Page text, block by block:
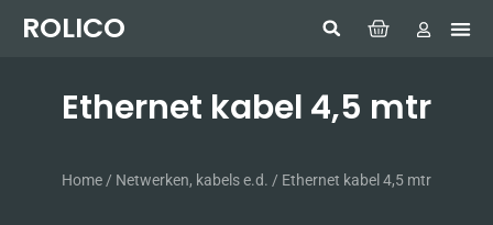
ROLICO
Ethernet kabel 4,5 mtr
Home / Netwerken, kabels e.d. / Ethernet kabel 4,5 mtr